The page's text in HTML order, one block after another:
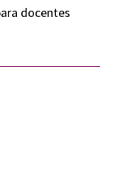
docentes